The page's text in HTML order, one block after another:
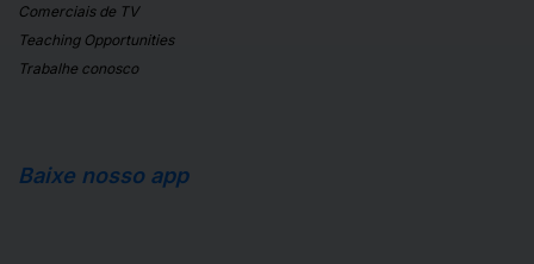
Comerciais de TV
Teaching Opportunities
Trabalhe conosco
Baixe nosso app